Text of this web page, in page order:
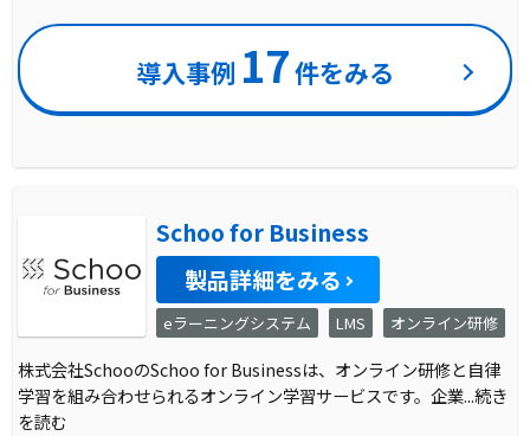
導入事例 17件をみる
Schoo for Business
製品詳細をみる
eラーニングシステム LMS オンライン研修
株式会社SchooのSchoo for Businessは、オンライン研修と自律
学習を組み合わせられるオンライン学習サービスです。企業...続き
を読む